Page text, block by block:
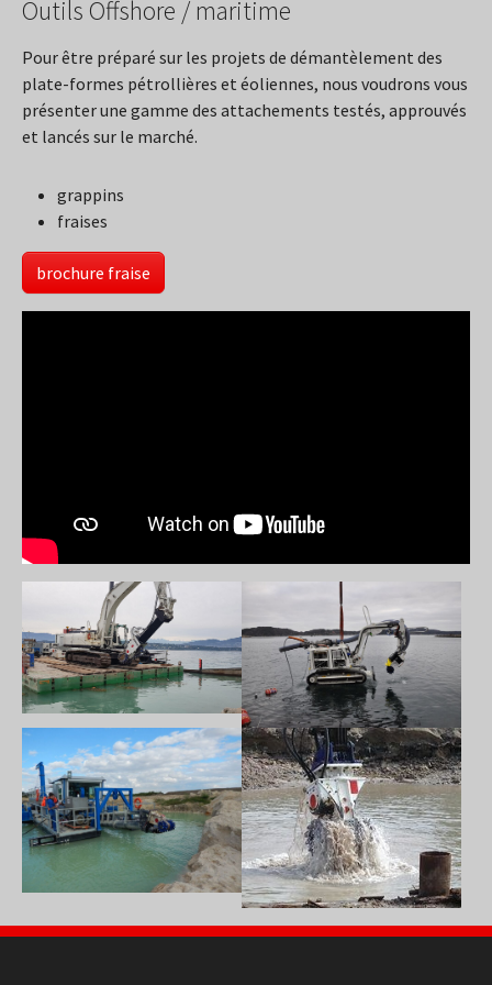
Outils Offshore / maritime
Pour être préparé sur les projets de démantèlement des
plate-formes pétrollières et éoliennes, nous voudrons vous
présenter une gamme des attachements testés, approuvés
et lancés sur le marché.
grappins
fraises
brochure fraise
Show larger version Show larger version
Show larger version Show larger version